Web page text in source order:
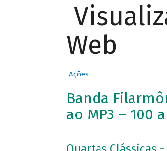
Web
Ações
Banda
ao MP3 – 100